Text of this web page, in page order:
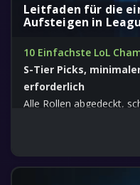
Leitfaden für die
Aufsteigen in
10 Einfachste LoL
S-Tier Picks,
erforderlich
Alle Rollen abgedeckt,